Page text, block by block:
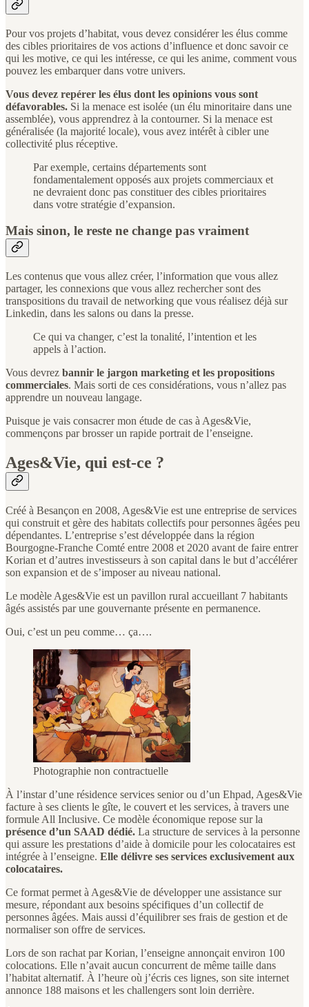
Pour vos projets d’habitat, vous devez considérer les élus comme
des cibles prioritaires de vos actions d’influence et donc savoir ce
qui les motive, ce qui les intéresse, ce qui les anime, comment vous
pouvez les embarquer dans votre univers.
Vous devez repérer les élus dont les opinions vous sont
défavorables. Si la menace est isolée (un élu minoritaire dans une
assemblée), vous apprendrez à la contourner. Si la menace est
généralisée (la majorité locale), vous avez intérêt à cibler une
collectivité plus réceptive.
Par exemple, certains départements sont
fondamentalement opposés aux projets commerciaux et
ne devraient donc pas constituer des cibles prioritaires
dans votre stratégie d’expansion.
Mais sinon, le reste ne change pas vraiment
Les contenus que vous allez créer, l’information que vous allez
partager, les connexions que vous allez rechercher sont des
transpositions du travail de networking que vous réalisez déjà sur
Linkedin, dans les salons ou dans la presse.
Ce qui va changer, c’est la tonalité, l’intention et les
appels à l’action.
Vous devrez bannir le jargon marketing et les propositions
commerciales. Mais sorti de ces considérations, vous n’allez pas
apprendre un nouveau langage.
Puisque je vais consacrer mon étude de cas à Ages&Vie,
commençons par brosser un rapide portrait de l’enseigne.
Ages&Vie, qui est-ce ?
Créé à Besançon en 2008, Ages&Vie est une entreprise de services
qui construit et gère des habitats collectifs pour personnes âgées peu
dépendantes. L’entreprise s’est développée dans la région
Bourgogne-Franche Comté entre 2008 et 2020 avant de faire entrer
Korian et d’autres investisseurs à son capital dans le but d’accélérer
son expansion et de s’imposer au niveau national.
Le modèle Ages&Vie est un pavillon rural accueillant 7 habitants
âgés assistés par une gouvernante présente en permanence.
Oui, c’est un peu comme… ça….
Photographie non contractuelle
À l’instar d’une résidence services senior ou d’un Ehpad, Ages&Vie
facture à ses clients le gîte, le couvert et les services, à travers une
formule All Inclusive. Ce modèle économique repose sur la
présence d’un SAAD dédié. La structure de services à la personne
qui assure les prestations d’aide à domicile pour les colocataires est
intégrée à l’enseigne. Elle délivre ses services exclusivement aux
colocataires.
Ce format permet à Ages&Vie de développer une assistance sur
mesure, répondant aux besoins spécifiques d’un collectif de
personnes âgées. Mais aussi d’équilibrer ses frais de gestion et de
normaliser son offre de services.
Lors de son rachat par Korian, l’enseigne annonçait environ 100
colocations. Elle n’avait aucun concurrent de même taille dans
l’habitat alternatif. À l’heure où j’écris ces lignes, son site internet
annonce 188 maisons et les challengers sont loin derrière.